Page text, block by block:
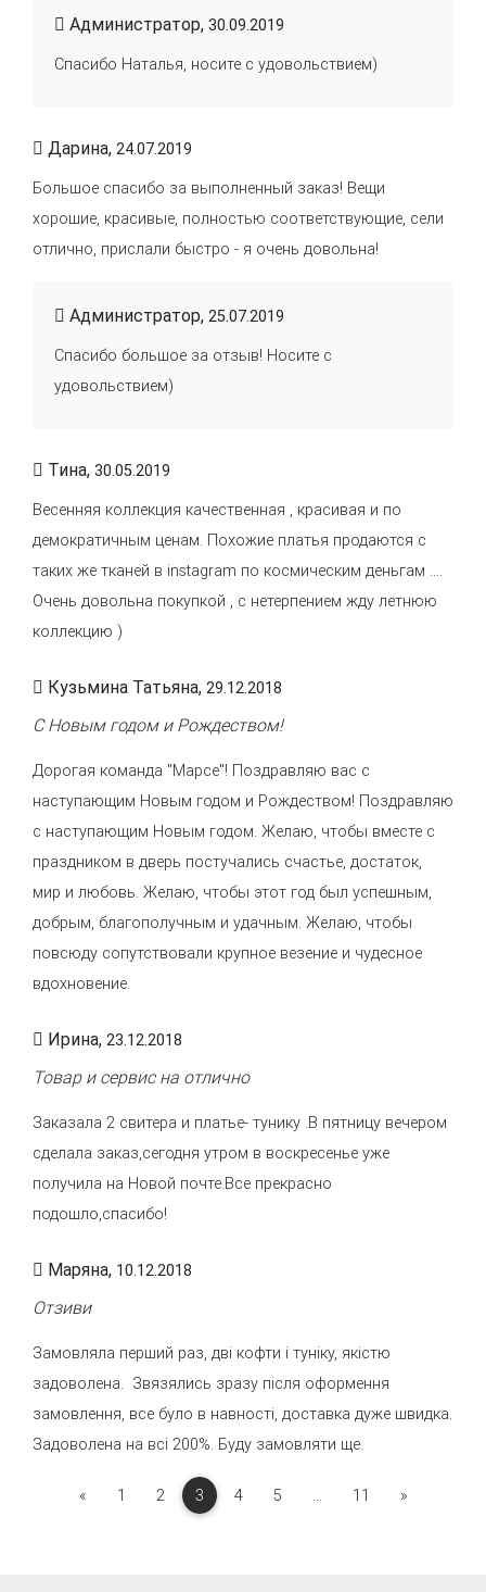
Администратор, 30.09.2019
Спасибо Наталья, носите с удовольствием)
Дарина, 24.07.2019
Большое спасибо за выполненный заказ! Вещи
хорошие, красивые, полностью соответствующие, сели
отлично, прислали быстро - я очень довольна!
Администратор, 25.07.2019
Спасибо большое за отзыв! Носите с
удовольствием)
Тина, 30.05.2019
Весенняя коллекция качественная , красивая и по
демократичным ценам. Похожие платья продаются с
таких же тканей в instagram по космическим деньгам ....
Очень довольна покупкой , с нетерпением жду летнюю
коллекцию )
Кузьмина Татьяна, 29.12.2018
С Новым годом и Рождеством!
Дорогая команда "Марсе"! Поздравляю вас с
наступающим Новым годом и Рождеством! Поздравляю
с наступающим Новым годом. Желаю, чтобы вместе с
праздником в дверь постучались счастье, достаток,
мир и любовь. Желаю, чтобы этот год был успешным,
добрым, благополучным и удачным. Желаю, чтобы
повсюду сопутствовали крупное везение и чудесное
вдохновение.
Ирина, 23.12.2018
Товар и сервис на отлично
Заказала 2 свитера и платье- тунику .В пятницу вечером
сделала заказ,сегодня утром в воскресенье уже
получила на Новой почте.Все прекрасно
подошло,спасибо!
Маряна, 10.12.2018
Отзиви
Замовляла перший раз, дві кофти і туніку, якістю
задоволена. Звязялись зразу після оформення
замовлення, все було в навності, доставка дуже швидка.
Задоволена на всі 200%. Буду замовляти ще.
«Previous
1 2 3 4 5 ... 11 »Next